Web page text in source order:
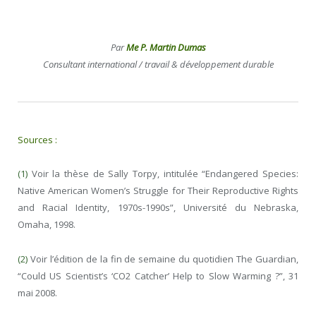
ParMe P. Martin Dumas
Consultant international / travail & développement durable
Sources :
(1) Voir la thèse de Sally Torpy, intitulée “Endangered Species:
Native American Women’s Struggle for Their Reproductive Rights
and Racial Identity, 1970s-1990s”, Université du Nebraska,
Omaha, 1998.
(2) Voir l’édition de la fin de semaine du quotidien The Guardian,
“Could US Scientist’s ‘CO2 Catcher’ Help to Slow Warming ?”, 31
mai 2008.